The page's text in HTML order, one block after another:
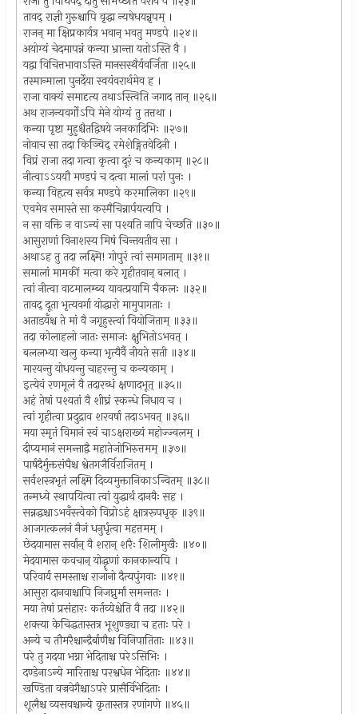
तावद् राज्ञी गुरुश्चापि वृद्धा न्यषेधयन्नृपम् ।
राजन् मा क्षिप्रकार्यत्र भवान् भवतु मण्डपे ॥२४॥
अयोग्यं चेदमापन्नं कन्या भ्रान्ता यतोऽस्ति वै ।
यद्वा विचित्तभावाऽस्ति मानसस्थैर्यवर्जिता ॥२५॥
तस्मान्माला पुनर्देया स्वयंवरार्थमेव ह ।
राजा वाक्यं समादृत्य तथाऽस्त्विति जगाद तान् ॥२६॥
अथ राजन्यवर्गोऽपि मेने योग्यं तु तत्तथा ।
कन्या पृष्टा मुहुश्चैतद्विषये जनकादिभिः ॥२७॥
नोवाच सा तदा किञ्चिद् रमेशेङ्गितवेदिनी ।
विप्रं राजा तदा गत्वा कृत्वा दूरं च कन्यकाम् ॥२८॥
नीत्वाऽऽययौ मण्डपं च दत्वा मालां परां पुनः ।
कन्या विहृत्य सर्वत्र मण्डपे करमालिका ॥२९॥
एवमेव समास्ते सा कस्मैचिन्नार्पयत्यपि ।
न सा वक्ति न वाऽन्यं सा पश्यति नापि चेच्छति ॥३०॥
आसुराणां विनाशस्य मिषं चिन्तयतीव सा ।
अथाऽह तु तदा लक्ष्मि! गोपुरं त्वां समागताम् ॥३१॥
समालां मामकीं मत्वा करे गृहीतवान् बलात् ।
त्वां नीत्वा वाटमालम्ब्य यावत्प्रयामि चैकलः ॥३२॥
तावद् दूता भृत्यवर्गा योद्धारो मामुपागताः ।
अताडयँश्च ते मां वै जगृहुस्त्वां वियोजिताम् ॥३३॥
तदा कोलाहलो जातः समाजः क्षुभितोऽभवत् ।
बललभ्या खलु कन्या भृत्यैर्वै नीयते सती ॥३४॥
मारयन्तु योधयन्तु चाहरन्तु च कन्यकाम् ।
इत्येवं रणमूलं वै तदारब्धं क्षणादभूत् ॥३५॥
अहं तेषां पश्यतां वै शीघ्रं स्कन्धे निधाय च ।
त्वां गृहीत्वा प्रदुद्राव शरवर्षा तदाऽभवत् ॥३६॥
मया स्मृतं विमानं स्वं चाऽक्षराख्यं महोज्ज्वलम् ।
दीप्यमानं समन्ताद्वै महातेजोभिरुत्तमम् ॥३७॥
पार्षदैर्मुक्तसंघैश्च श्वेतगजैर्विराजितम् ।
सर्वशस्त्रभृतं लक्ष्मि दिव्यमुक्तानिकाऽन्वितम् ॥३८॥
तन्मध्ये स्थापयित्वा त्वां युद्धार्थं दानवैः सह ।
सन्नद्धश्चाऽभवँस्त्वेको विप्रोऽहं क्षात्ररूपधृक् ॥३९॥
आजगत्कलनं नैजं धनुर्धृत्वा महत्तमम् ।
छेदयामास सर्वान् वै शरान् शरैः शिलीमुखैः ॥४०॥
मेदयामास कवचान् योद्धॄणां कानकान्यपि ।
परिवार्य समस्ताश्च राजानो दैत्यपुंगवाः ॥४१॥
आसुरा दानवाश्चापि निजघ्नुर्मां समन्ततः ।
मया तेषां प्रसंहारः कर्तव्येश्चेति वै तदा ॥४२॥
शक्त्या केचिद्धतास्तत्र भूशुण्ड्या च हताः परे ।
अन्ये च तौमरैश्चान्द्रैर्बाणैश्च विनिपातिताः ॥४३॥
परे तु गदया भग्ना भेदिताश्च परेऽसिभिः ।
दण्डेनाऽन्ये मारिताश्च परश्वधेन भेदिताः ॥४४॥
खण्डिता वज्रवेगैश्चाऽपरे प्रासैर्विभेदिताः ।
शूलैश्च व्यसवश्चान्ये कृतास्तत्र रणांगणे ॥४५॥